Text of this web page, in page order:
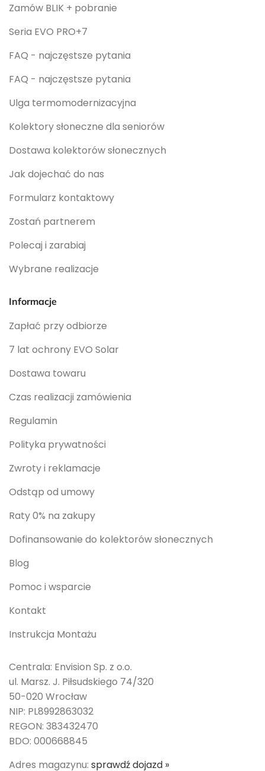
Zamów BLIK + pobranie
Seria EVO PRO+7
FAQ - najczęstsze pytania
FAQ - najczęstsze pytania
Ulga termomodernizacyjna
Kolektory słoneczne dla seniorów
Dostawa kolektorów słonecznych
Jak dojechać do nas
Formularz kontaktowy
Zostań partnerem
Polecaj i zarabiaj
Wybrane realizacje
Informacje
Zapłać przy odbiorze
7 lat ochrony EVO Solar
Dostawa towaru
Czas realizacji zamówienia
Regulamin
Polityka prywatności
Zwroty i reklamacje
Odstąp od umowy
Raty 0% na zakupy
Dofinansowanie do kolektorów słonecznych
Blog
Pomoc i wsparcie
Kontakt
Instrukcja Montażu
Centrala: Envision Sp. z o.o.
ul. Marsz. J. Piłsudskiego 74/320
50-020 Wrocław
NIP: PL8992863032
REGON: 383432470
BDO: 000668845
Adres magazynu: sprawdź dojazd »